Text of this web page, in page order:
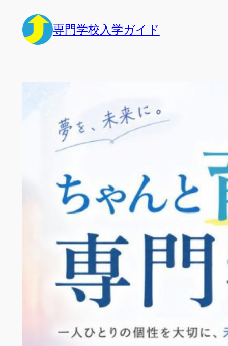
専門学校入学ガイド